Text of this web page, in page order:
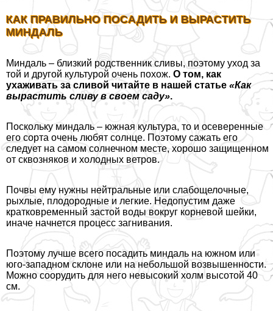
КАК ПРАВИЛЬНО ПОСАДИТЬ И ВЫРАСТИТЬ
МИНДАЛЬ
Миндаль – близкий родственник сливы, поэтому уход за
той и другой культурой очень похож. О том, как
ухаживать за сливой читайте в нашей статье «Как
вырастить сливу в своем саду».
Поскольку миндаль – южная культура, то и осеверенные
его сорта очень любят солнце. Поэтому сажать его
следует на самом солнечном месте, хорошо защищенном
от сквозняков и холодных ветров.
Почвы ему нужны нейтральные или слабощелочные,
рыхлые, плодородные и легкие. Недопустим даже
кратковременный застой воды вокруг корневой шейки,
иначе начнется процесс загнивания.
Поэтому лучше всего посадить миндаль на южном или
юго-западном склоне или на небольшой возвышенности.
Можно соорудить для него невысокий холм высотой 40
см.